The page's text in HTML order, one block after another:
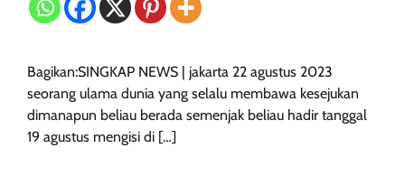
Bagikan:SINGKAP NEWS | jakarta 22 agustus 2023
seorang ulama dunia yang selalu membawa kesejukan
dimanapun beliau berada semenjak beliau hadir tanggal
19 agustus mengisi di […]